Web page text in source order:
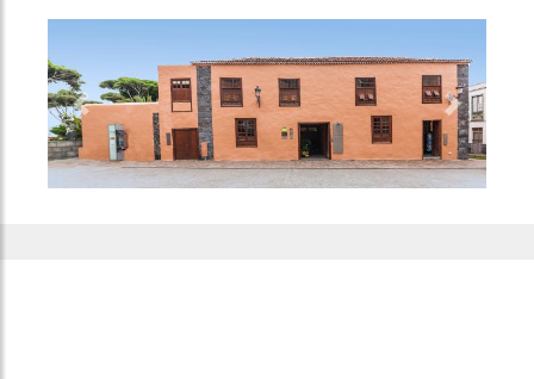
Previous Next